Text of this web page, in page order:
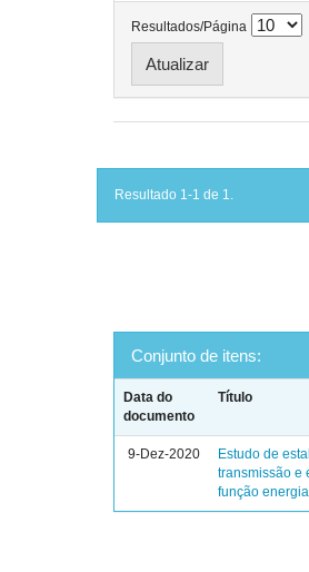
Resultados/Página
Resultado 1-1 de 1.
Conjunto de itens:
Data do
documento
Título
9-Dez-2020
Estudo de
transmissão e
função energia